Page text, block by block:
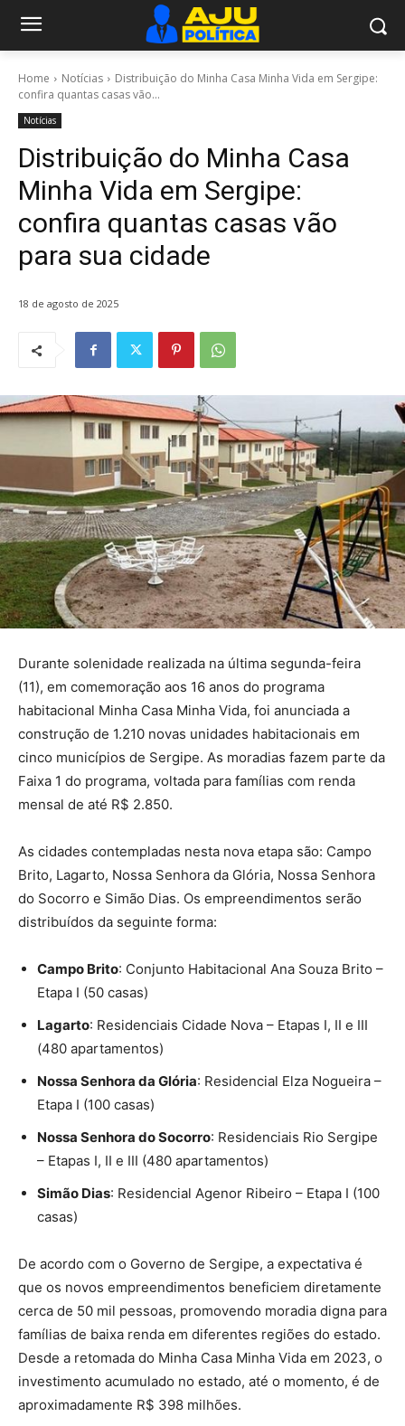
Home Notícias
Distribuição do Minha Casa Minha Vida em Sergipe:
confira quantas casas vão...
Notícias
Distribuição do Minha Casa
Minha Vida em Sergipe:
confira quantas casas vão
para sua cidade
18 de agosto de 2025
Durante solenidade realizada na última segunda-feira
(11), em comemoração aos 16 anos do programa
habitacional Minha Casa Minha Vida, foi anunciada a
construção de 1.210 novas unidades habitacionais em
cinco municípios de Sergipe. As moradias fazem parte da
Faixa 1 do programa, voltada para famílias com renda
mensal de até R$ 2.850.
As cidades contempladas nesta nova etapa são: Campo
Brito, Lagarto, Nossa Senhora da Glória, Nossa Senhora
do Socorro e Simão Dias. Os empreendimentos serão
distribuídos da seguinte forma:
Campo Brito: Conjunto Habitacional Ana Souza Brito –
Etapa I (50 casas)
Lagarto: Residenciais Cidade Nova – Etapas I, II e III
(480 apartamentos)
Nossa Senhora da Glória: Residencial Elza Nogueira –
Etapa I (100 casas)
Nossa Senhora do Socorro: Residenciais Rio Sergipe
– Etapas I, II e III (480 apartamentos)
Simão Dias: Residencial Agenor Ribeiro – Etapa I (100
casas)
De acordo com o Governo de Sergipe, a expectativa é
que os novos empreendimentos beneficiem diretamente
cerca de 50 mil pessoas, promovendo moradia digna para
famílias de baixa renda em diferentes regiões do estado.
Desde a retomada do Minha Casa Minha Vida em 2023, o
investimento acumulado no estado, até o momento, é de
aproximadamente R$ 398 milhões.